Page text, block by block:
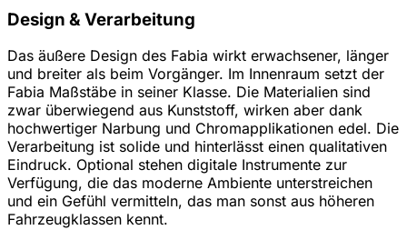
Design & Verarbeitung
Das äußere Design des Fabia wirkt erwachsener, länger
und breiter als beim Vorgänger. Im Innenraum setzt der
Fabia Maßstäbe in seiner Klasse. Die Materialien sind
zwar überwiegend aus Kunststoff, wirken aber dank
hochwertiger Narbung und Chromapplikationen edel. Die
Verarbeitung ist solide und hinterlässt einen qualitativen
Eindruck. Optional stehen digitale Instrumente zur
Verfügung, die das moderne Ambiente unterstreichen
und ein Gefühl vermitteln, das man sonst aus höheren
Fahrzeugklassen kennt.